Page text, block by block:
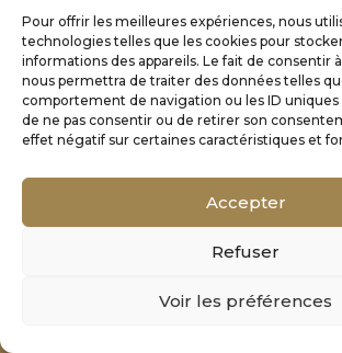
Pour offrir les meilleures expériences, nous
technologies telles que les cookies pour
informations des appareils. Le fait de consentir
nous permettra de traiter des données telles
comportement de navigation ou les ID uniques
de ne pas consentir ou de retirer son
effet négatif sur certaines caractéristiques et
Accepter
Refuser
Voir les préférences
Mentions Légales